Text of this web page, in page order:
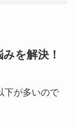
を解決！
下が多いので